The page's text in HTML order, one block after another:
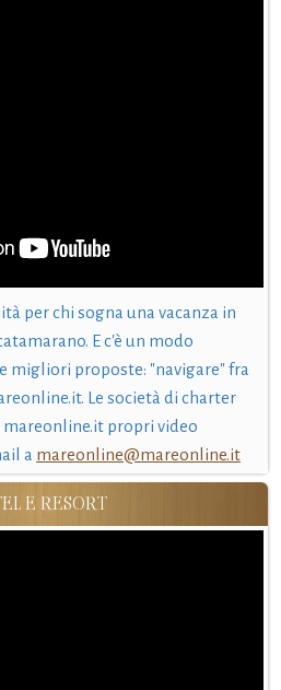
per chi sogna una vacanza in
E c'è un modo
migliori proposte: "navigare" fra
Le società di charter
mareonline.it propri video
a mareonline@mareonline.it
E RESORT